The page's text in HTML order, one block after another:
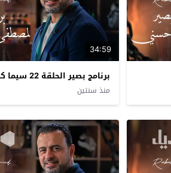
34:59
برنامج بصير الحلقة 22 سيما كلوب
منذ سنتين